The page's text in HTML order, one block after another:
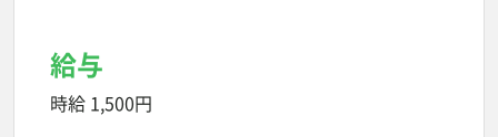
給与
時給 1,500円